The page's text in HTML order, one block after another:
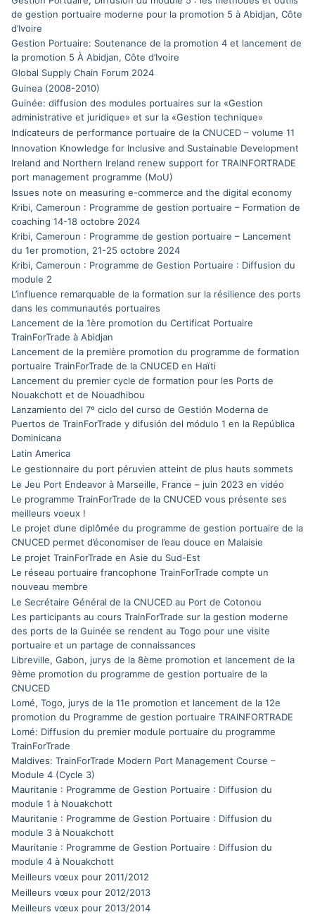
de gestion portuaire moderne pour la promotion 5 à Abidjan, Côte
d’Ivoire
Gestion Portuaire: Soutenance de la promotion 4 et lancement de
la promotion 5 À Abidjan, Côte d’Ivoire
Global Supply Chain Forum 2024
Guinea (2008-2010)
Guinée: diffusion des modules portuaires sur la «Gestion
administrative et juridique» et sur la «Gestion technique»
Indicateurs de performance portuaire de la CNUCED – volume 11
Innovation Knowledge for Inclusive and Sustainable Development
Ireland and Northern Ireland renew support for TRAINFORTRADE
port management programme (MoU)
Issues note on measuring e-commerce and the digital economy
Kribi, Cameroun : Programme de gestion portuaire – Formation de
coaching 14-18 octobre 2024
Kribi, Cameroun : Programme de gestion portuaire – Lancement
du 1er promotion, 21-25 octobre 2024
Kribi, Cameroun : Programme de Gestion Portuaire : Diffusion du
module 2
L’influence remarquable de la formation sur la résilience des ports
dans les communautés portuaires
Lancement de la 1ère promotion du Certificat Portuaire
TrainForTrade à Abidjan
Lancement de la première promotion du programme de formation
portuaire TrainForTrade de la CNUCED en Haïti
Lancement du premier cycle de formation pour les Ports de
Nouakchott et de Nouadhibou
Lanzamiento del 7º ciclo del curso de Gestión Moderna de
Puertos de TrainForTrade y difusión del módulo 1 en la República
Dominicana
Latin America
Le gestionnaire du port péruvien atteint de plus hauts sommets
Le Jeu Port Endeavor à Marseille, France – juin 2023 en vidéo
Le programme TrainForTrade de la CNUCED vous présente ses
meilleurs voeux !
Le projet d’une diplômée du programme de gestion portuaire de la
CNUCED permet d’économiser de l’eau douce en Malaisie
Le projet TrainForTrade en Asie du Sud-Est
Le réseau portuaire francophone TrainForTrade compte un
nouveau membre
Le Secrétaire Général de la CNUCED au Port de Cotonou
Les participants au cours TrainForTrade sur la gestion moderne
des ports de la Guinée se rendent au Togo pour une visite
portuaire et un partage de connaissances
Libreville, Gabon, jurys de la 8ème promotion et lancement de la
9ème promotion du programme de gestion portuaire de la
CNUCED
Lomé, Togo, jurys de la 11e promotion et lancement de la 12e
promotion du Programme de gestion portuaire TRAINFORTRADE
Lomé: Diffusion du premier module portuaire du programme
TrainForTrade
Maldives: TrainForTrade Modern Port Management Course –
Module 4 (Cycle 3)
Mauritanie : Programme de Gestion Portuaire : Diffusion du
module 1 à Nouakchott
Mauritanie : Programme de Gestion Portuaire : Diffusion du
module 3 à Nouakchott
Mauritanie : Programme de Gestion Portuaire : Diffusion du
module 4 à Nouakchott
Meilleurs vœux pour 2011/2012
Meilleurs vœux pour 2012/2013
Meilleurs vœux pour 2013/2014